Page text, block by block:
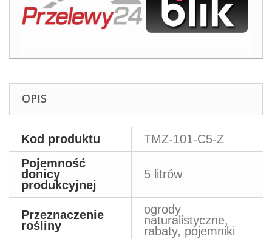
OPIS
Kod produktu
TMZ-101-C5-Z
Pojemność
donicy
produkcyjnej
5 litrów
Przeznaczenie
rośliny
ogrody
naturalistyczne,
rabaty, pojemniki